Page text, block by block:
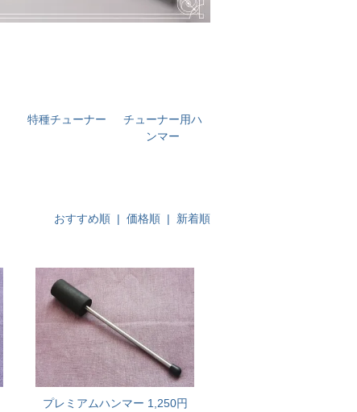
特種チューナー
チューナー用ハ
ンマー
おすすめ順 | 価格順 | 新着順
プレミアムハンマー 1,250円